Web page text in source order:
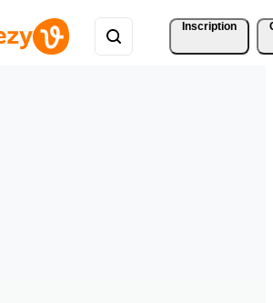
Inscription